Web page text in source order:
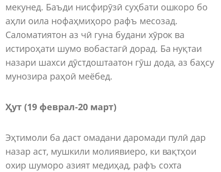
мекунед. Баъди нисфирӯзӣ суҳбати ошкоро бо
аҳли оила нофаҳмиҳоро рафъ месозад.
Саломатиятон аз чӣ гуна будани хӯрок ва
истироҳати шумо вобастагӣ дорад. Ба нуқтаи
назари шахси дӯстдоштаатон гӯш дода, аз баҳсу
мунозира раҳоӣ меёбед.
Ҳут (19 феврал-20 март)
Эҳтимоли ба даст омадани даромади пулӣ дар
назар аст, мушкили молиявиеро, ки вақтҳои
охир шуморо азият медиҳад, рафъ сохта